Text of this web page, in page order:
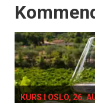
Events
KURS I OSLO, 26.